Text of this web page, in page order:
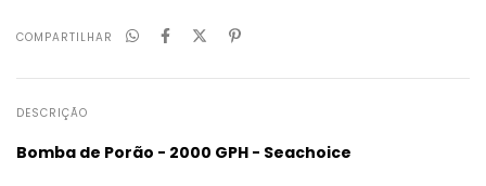
COMPARTILHAR
DESCRIÇÃO
Bomba de Porão - 2000 GPH - Seachoice